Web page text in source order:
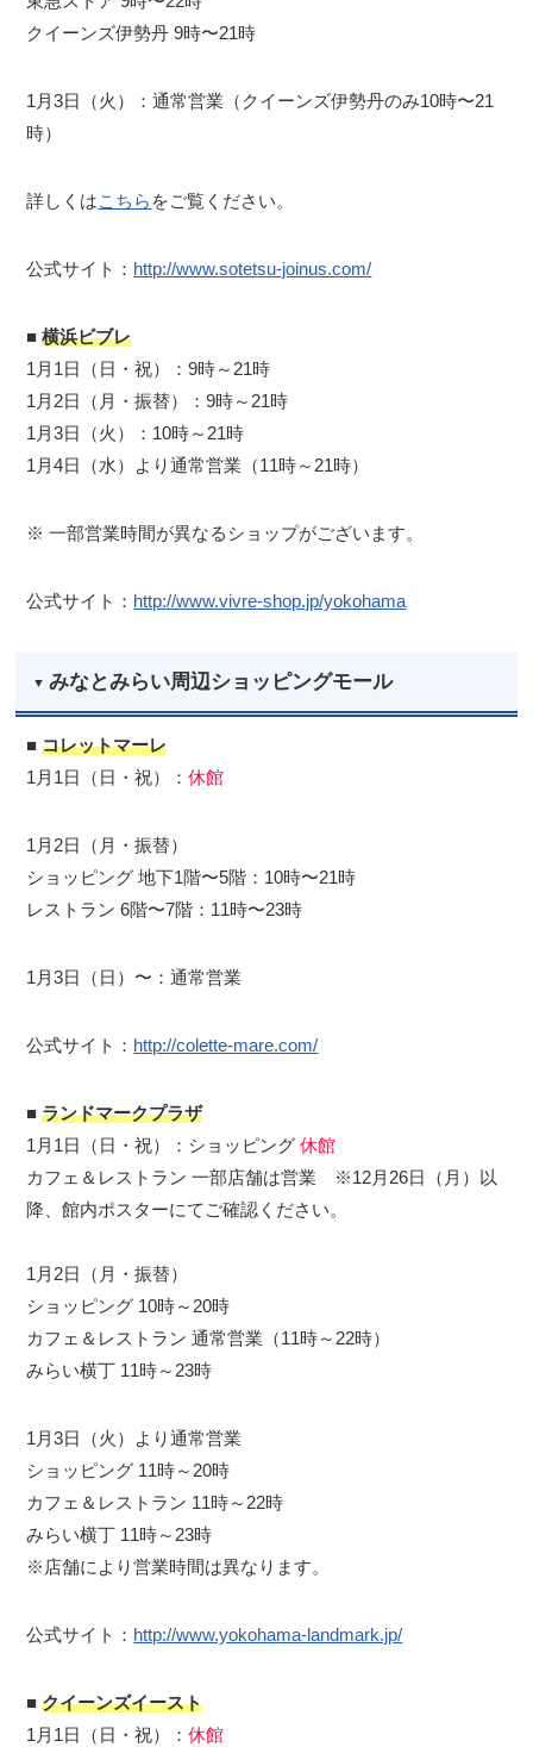
クイーンズ伊勢丹 9時〜21時
1月3日（火）：通常営業（クイーンズ伊勢丹のみ10時〜21
時）
詳しくはこちら をご覧ください。
公式サイト： http://www.sotetsu-joinus.com/
■横浜ビブレ
1月1日（日・祝）：9時～21時
1月2日（月・振替）：9時～21時
1月3日（火）：10時～21時
1月4日（水）より通常営業（11時～21時）
※ 一部営業時間が異なるショップがございます。
公式サイト： http://www.vivre-shop.jp/yokohama
みなとみらい周辺ショッピングモール
■コレットマーレ
1月1日（日・祝）：休館
1月2日（月・振替）
ショッピング 地下1階〜5階：10時〜21時
レストラン 6階〜7階：11時〜23時
1月3日（日）〜：通常営業
公式サイト： http://colette-mare.com/
■ランドマークプラザ
1月1日（日・祝）：ショッピング休館
カフェ＆レストラン 一部店舗は営業 ※12月26日（月）以
降、館内ポスターにてご確認ください。
1月2日（月・振替）
ショッピング 10時～20時
カフェ＆レストラン 通常営業（11時～22時）
みらい横丁 11時～23時
1月3日（火）より通常営業
ショッピング 11時～20時
カフェ＆レストラン 11時～22時
みらい横丁 11時～23時
※店舗により営業時間は異なります。
公式サイト： http://www.yokohama-landmark.jp/
■クイーンズイースト
1月1日（日・祝）：休館